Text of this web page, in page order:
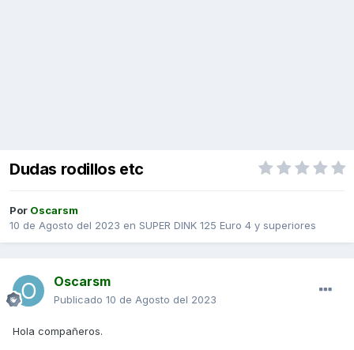
Dudas rodillos etc
Por Oscarsm
10 de Agosto del 2023 en SUPER DINK 125 Euro 4 y superiores
Oscarsm
Publicado 10 de Agosto del 2023
Hola compañeros.